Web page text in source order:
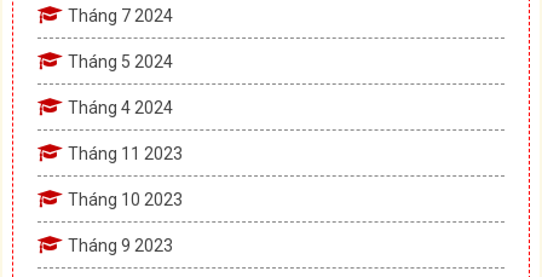
Tháng 7 2024
Tháng 5 2024
Tháng 4 2024
Tháng 11 2023
Tháng 10 2023
Tháng 9 2023